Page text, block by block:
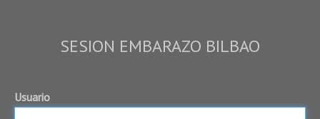
SESION EMBARAZO BILBAO
Usuario